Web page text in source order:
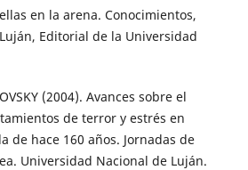
en la arena. Conocimientos,
Editorial de la Universidad
(2004). Avances sobre el
de terror y estrés en
de hace 160 años. Jornadas de
Universidad Nacional de Luján.